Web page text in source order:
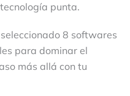
punta.
8 softwares
para dominar el
más allá con tu